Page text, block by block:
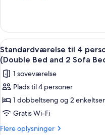
badeværelse
(2
Twin
Beds
and
2
Sofa
Beds)
til
personer
-
privat
badeværelse
(2
Beds
and
Sofa
Indlæs
alle
billeder
af
Standardværelse
til
4
personer
9
Standardværelse til 4
(Double Bed and 2 Sofa
1 soveværelse
Plads til 4 personer
1 dobbeltseng og 2
Gratis Wi-Fi
Flere oplysninger
Flere